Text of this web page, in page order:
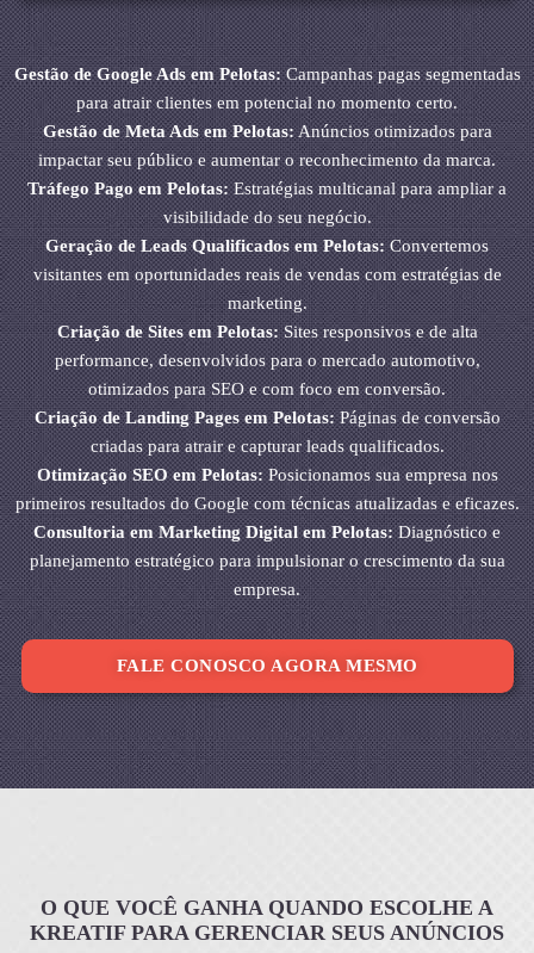
Gestão de Google Ads em Pelotas:Campanhas pagas segmentadas
para atrair clientes em potencial no momento certo.
Gestão de Meta Ads em Pelotas:Anúncios otimizados para
impactar seu público e aumentar o reconhecimento da marca.
Tráfego Pago em Pelotas:Estratégias multicanal para ampliar a
visibilidade do seu negócio.
Geração de Leads Qualificados em Pelotas:Convertemos
visitantes em oportunidades reais de vendas com estratégias de
marketing.
Criação de Sites em Pelotas:Sites responsivos e de alta
performance, desenvolvidos para o mercado automotivo,
otimizados para SEO e com foco em conversão.
Criação de Landing Pages em Pelotas:Páginas de conversão
criadas para atrair e capturar leads qualificados.
Otimização SEO em Pelotas:Posicionamos sua empresa nos
primeiros resultados do Google com técnicas atualizadas e eficazes.
Consultoria em Marketing Digital em Pelotas:Diagnóstico e
planejamento estratégico para impulsionar o crescimento da sua
empresa.
FALE CONOSCO AGORA MESMO
O QUE VOCÊ GANHA QUANDO ESCOLHE A
KREATIF PARA GERENCIAR SEUS ANÚNCIOS